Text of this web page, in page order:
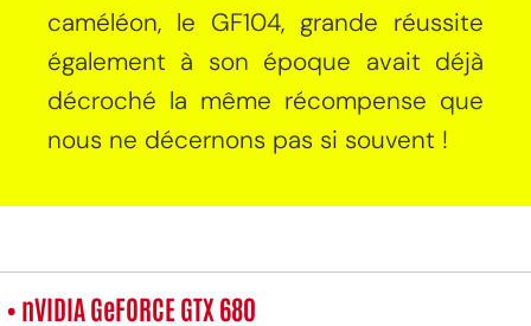
caméléon, le GF104, grande réussite
également à son époque avait déjà
décroché la même récompense que
nous ne décernons pas si souvent !
• nVIDIA GeFORCE GTX 680